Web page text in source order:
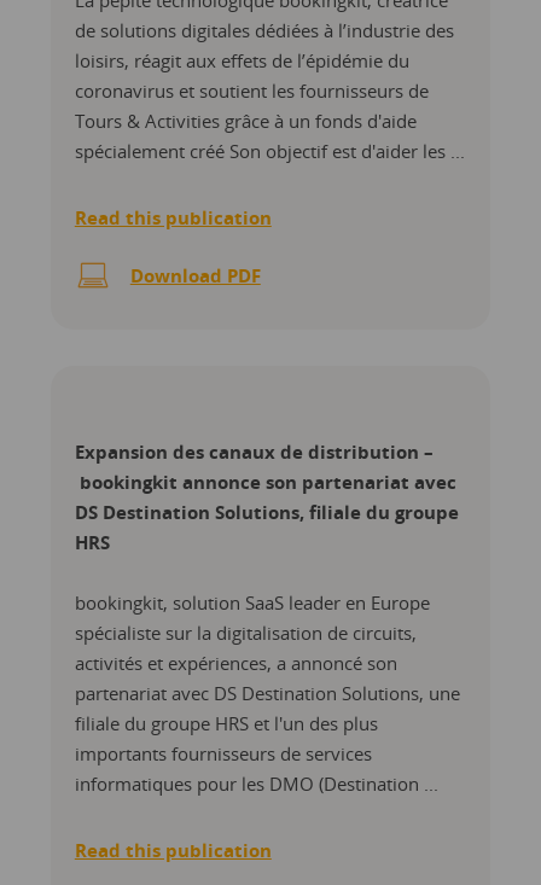
de solutions digitales dédiées à l’industrie des
loisirs, réagit aux effets de l’épidémie du
coronavirus et soutient les fournisseurs de
Tours & Activities grâce à un fonds d'aide
spécialement créé Son objectif est d'aider les ...
Read this publication
Download PDF
Expansion des canaux de distribution –
bookingkit annonce son partenariat avec
DS Destination Solutions, filiale du groupe
HRS
bookingkit, solution SaaS leader en Europe
spécialiste sur la digitalisation de circuits,
activités et expériences, a annoncé son
partenariat avec DS Destination Solutions, une
filiale du groupe HRS et l'un des plus
importants fournisseurs de services
informatiques pour les DMO (Destination ...
Read this publication